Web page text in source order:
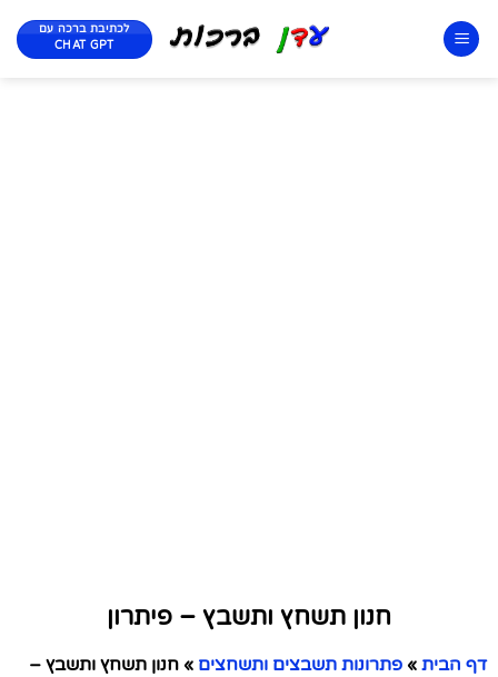
לכתיבת ברכה עם
CHAT GPT
חנון תשחץ ותשבץ – פיתרון
דף הבית » פתרונות תשבצים ותשחצים » חנון תשחץ ותשבץ –